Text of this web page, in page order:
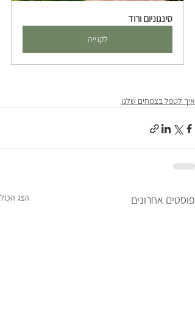
סינגוניום ורוד
לקנייה
איך לטפל בצמחים שלנו
פוסטים אחרונים הצג הכול